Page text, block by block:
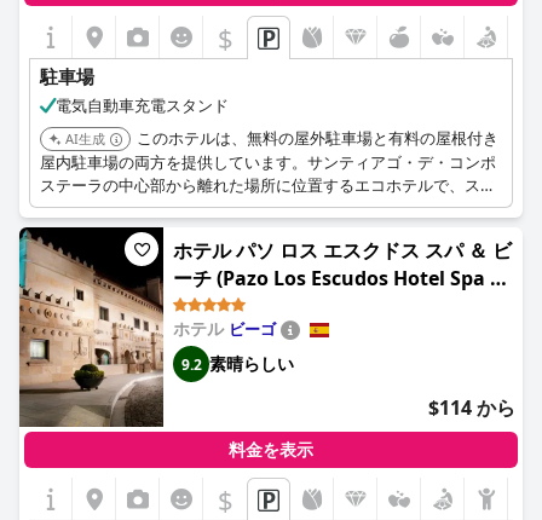
$
駐車場
電気自動車充電スタンド
AI生成
このホテルは、無料の屋外駐車場と有料の屋根付き
屋内駐車場の両方を提供しています。サンティアゴ・デ・コンポ
ステーラの中心部から離れた場所に位置するエコホテルで、スパ
施設とスイミングプールを備えています。
ホテル パソ ロス エスクドス スパ ＆ ビ
ーチ (Pazo Los Escudos Hotel Spa &
Resort)
ホテル ビーゴ
9.2 素晴らしい
$114 から
料金を表示
$